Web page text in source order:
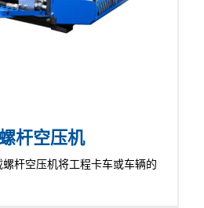
杆空压机
杆空压机将工程卡车或车辆的